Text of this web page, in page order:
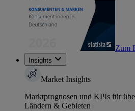
Zum
Insights
Market Insights
Marktprognosen und KPIs für
Ländern & Gebieten